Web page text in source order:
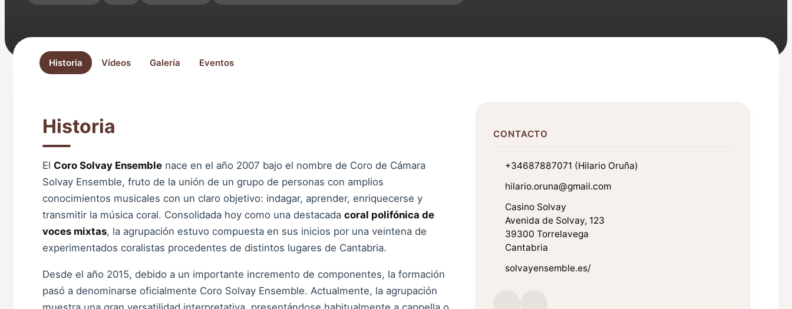
Historia Vídeos Galería Eventos
Historia
El Coro Solvay Ensemble nace en el año 2007 bajo el nombre de Coro de Cámara
Solvay Ensemble, fruto de la unión de un grupo de personas con amplios
conocimientos musicales con un claro objetivo: indagar, aprender, enriquecerse y
transmitir la música coral. Consolidada hoy como una destacada coral polifónica de
voces mixtas, la agrupación estuvo compuesta en sus inicios por una veintena de
experimentados coralistas procedentes de distintos lugares de Cantabria.
Desde el año 2015, debido a un importante incremento de componentes, la formación
pasó a denominarse oficialmente Coro Solvay Ensemble. Actualmente, la agrupación
CONTACTO
+34687887071 (Hilario Oruña)
hilario.oruna@gmail.com
Casino Solvay
Avenida de Solvay, 123
39300 Torrelavega
Cantabria
solvayensemble.es/